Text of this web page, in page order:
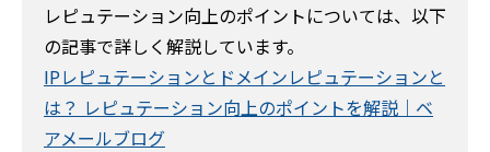
レピュテーション向上のポイントについては、以下
の記事で詳しく解説しています。
IPレピュテーションとドメインレピュテーションと
は？ レピュテーション向上のポイントを解説｜ベ
アメールブログ